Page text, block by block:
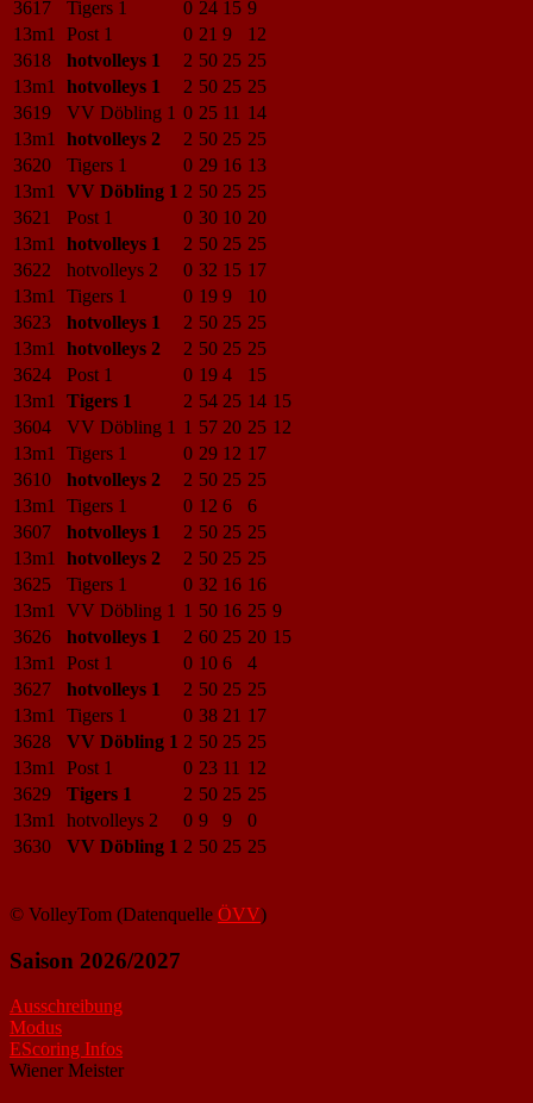
3617
Tigers 1 0 24 15 9
13m1
Post 1 0 21 9
12
3618
hotvolleys 1 2 50 25 25
13m1
hotvolleys 1 2 50 25 25
3619
VV Döbling 1 0 25 11 14
13m1
hotvolleys 2 2 50 25 25
3620
Tigers 1 0 29 16 13
13m1
VV Döbling 1 2 50 25 25
3621
Post 1 0 30 10 20
13m1
hotvolleys 1 2 50 25 25
3622
hotvolleys 2 0 32 15 17
13m1
Tigers 1 0 19 9
10
3623
hotvolleys 1 2 50 25 25
13m1
hotvolleys 2 2 50 25 25
3624
Post 1 0 19 4
15
13m1
Tigers 1 2 54 25 14 15
3604
VV Döbling 1 1 57 20 25 12
13m1
Tigers 1 0 29 12 17
3610
hotvolleys 2 2 50 25 25
13m1
Tigers 1 0 12 6
6
3607
hotvolleys 1 2 50 25 25
13m1
hotvolleys 2 2 50 25 25
3625
Tigers 1 0 32 16 16
13m1
VV Döbling 1 1 50 16 25 9
3626
hotvolleys 1 2 60 25 20 15
13m1
Post 1 0 10 6
4
3627
hotvolleys 1 2 50 25 25
13m1
Tigers 1 0 38 21 17
3628
VV Döbling 1 2 50 25 25
13m1
Post 1 0 23 11 12
3629
Tigers 1 2 50 25 25
13m1
hotvolleys 2 0 9 9
0
3630
VV Döbling 1 2 50 25 25
© VolleyTom (Datenquelle ÖVV)
Saison 2026/2027
Ausschreibung
Modus
EScoring Infos
Wiener Meister